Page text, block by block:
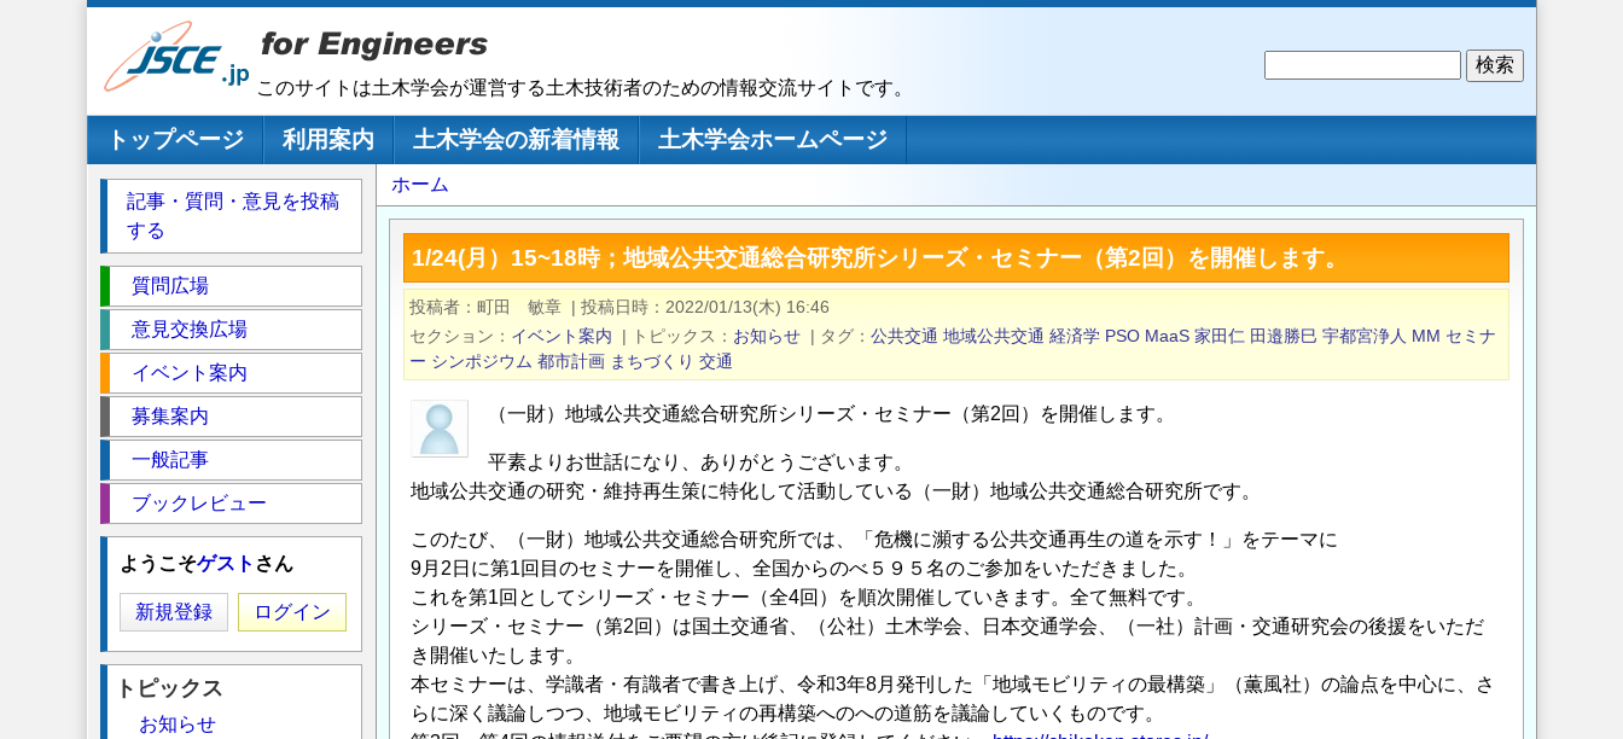
このサイトは土木学会が運営する土木技術者のための情報交流サイトです。
メインナビゲーション
トップページ 利用案内 土木学会の新着情報
土木学会ホームページ
パ
ン
く
ず
ホーム
1/24(月）15~18時；地域公共交通総合研究所シリーズ・セミナー（第2回）を開催します。
投稿者 町田 敏章 | 投稿日時
2022/01/13(木) 16:46
セクション
イベント案内 | トピックス お知らせ | タグ 公共交通 地域公共交通 経済学 PSO MaaS 家田仁 田邉勝巳 宇都宮浄人 MM セミナ
ー シンポジウム 都市計画 まちづくり 交通
（一財）地域公共交通総合研究所シリーズ・セミナー（第2回）を開催します。
平素よりお世話になり、ありがとうございます。
地域公共交通の研究・維持再生策に特化して活動している（一財）地域公共交通総合研究所です。
このたび、（一財）地域公共交通総合研究所では、「危機に瀕する公共交通再生の道を示す！」をテーマに
9月2日に第1回目のセミナーを開催し、全国からのべ５９５名のご参加をいただきました。
これを第1回としてシリーズ・セミナー（全4回）を順次開催していきます。全て無料です。
シリーズ・セミナー（第2回）は国土交通省、（公社）土木学会、日本交通学会、（一社）計画・交通研究会の後援をいただ
き開催いたします。
本セミナーは、学識者・有識者で書き上げ、令和3年8月発刊した「地域モビリティの最構築」（薫風社）の論点を中心に、さ
らに深く議論しつつ、地域モビリティの再構築へのへの道筋を議論していくものです。
記事・質問・意見を投稿
する
ク
シ
質問広場
意見交換広場
イベント案内
募集案内
一般記事
ブックレビュー
ようこそゲスト さん
新規登録 ログイン
トピックス
お知らせ